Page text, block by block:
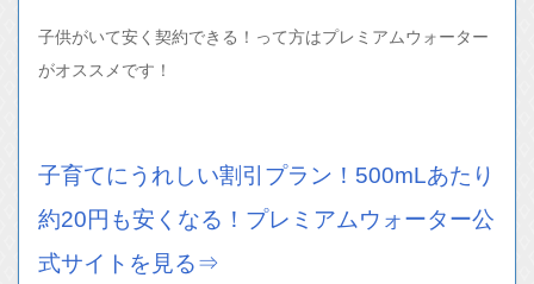
子供がいて安く契約できる！って方はプレミアムウォーター
がオススメです！
子育てにうれしい割引プラン！500mLあたり
約20円も安くなる！プレミアムウォーター公
式サイトを見る⇒